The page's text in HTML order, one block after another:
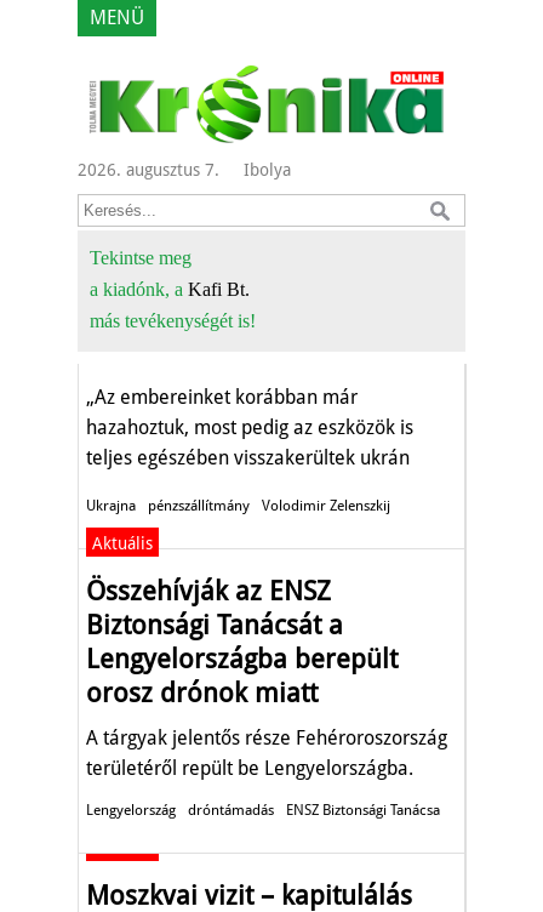
MENÜ
2026. augusztus 7. Ibolya
Tekintse meg
a kiadónk, a Kafi Bt.
más tevékenységét is!
A magyar
hatóságok
visszaadták
„Az embereinket korábban már
hazahoztuk, most pedig az eszközök is
teljes egészében visszakerültek ukrán
Ukrajna pénzszállítmány Volodimir Zelenszkij
Aktuális
Összehívják az ENSZ
Biztonsági Tanácsát a
Lengyelországba berepült
orosz drónok miatt
A tárgyak jelentős része Fehéroroszország
területéről repült be Lengyelországba.
Lengyelország dróntámadás ENSZ Biztonsági Tanácsa
Moszkvai vizit – kapitulálás